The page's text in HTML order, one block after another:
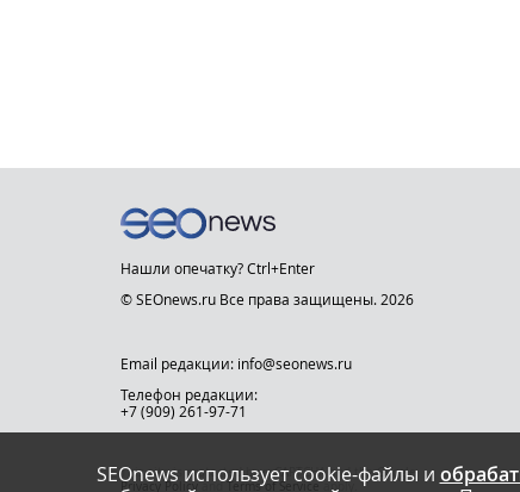
SEOnews использует cookie-файлы и
Нашли опечатку? Ctrl+Enter
© SEOnews.ru Все права защищены. 2026
Email редакции: info@seonews.ru
Телефон редакции:
+7 (909) 261-97-71
This site is protected by reCAPTCHA and the Google
Privacy Policyand Terms of Serviceapply.